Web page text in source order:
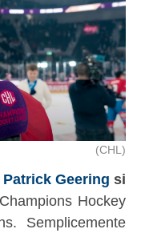
(CHL)
Patrick Geering si
Hockey
Semplicemente